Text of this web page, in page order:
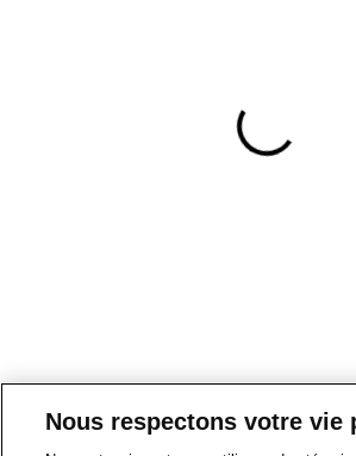
Nous respectons votre vie